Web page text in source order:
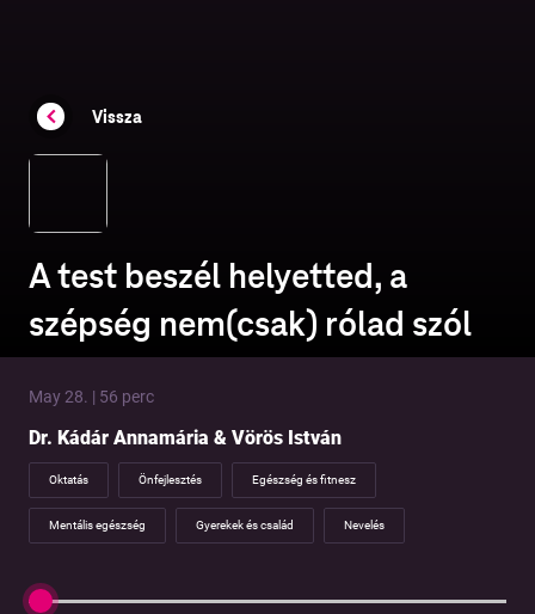
Vissza
A test beszél helyetted, a
szépség nem(csak) rólad szól
May 28. | 56 perc
Dr. Kádár Annamária & Vörös István
Oktatás Önfejlesztés Egészség és fitnesz
Mentális egészség Gyerekek és család Nevelés